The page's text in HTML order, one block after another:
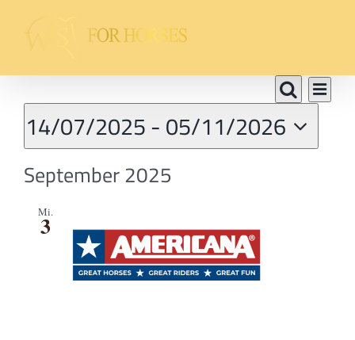
Inhalt
springen
Suche
Suche
Liste
14/07/2025 - 05/11/2026
Datum
wählen.
September 2025
Mi.
3